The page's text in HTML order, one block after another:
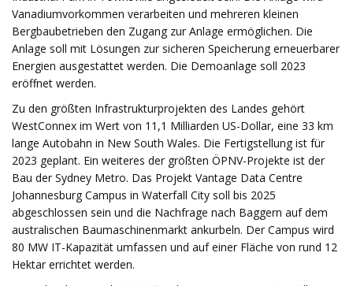
Vanadiumvorkommen verarbeiten und mehreren kleinen
Bergbaubetrieben den Zugang zur Anlage ermöglichen. Die
Anlage soll mit Lösungen zur sicheren Speicherung erneuerbarer
Energien ausgestattet werden. Die Demoanlage soll 2023
eröffnet werden.
Zu den größten Infrastrukturprojekten des Landes gehört
WestConnex im Wert von 11,1 Milliarden US-Dollar, eine 33 km
lange Autobahn in New South Wales. Die Fertigstellung ist für
2023 geplant. Ein weiteres der größten ÖPNV-Projekte ist der
Bau der Sydney Metro. Das Projekt Vantage Data Centre
Johannesburg Campus in Waterfall City soll bis 2025
abgeschlossen sein und die Nachfrage nach Baggern auf dem
australischen Baumaschinenmarkt ankurbeln. Der Campus wird
80 MW IT-Kapazität umfassen und auf einer Fläche von rund 12
Hektar errichtet werden.